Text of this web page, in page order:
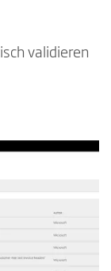
validieren